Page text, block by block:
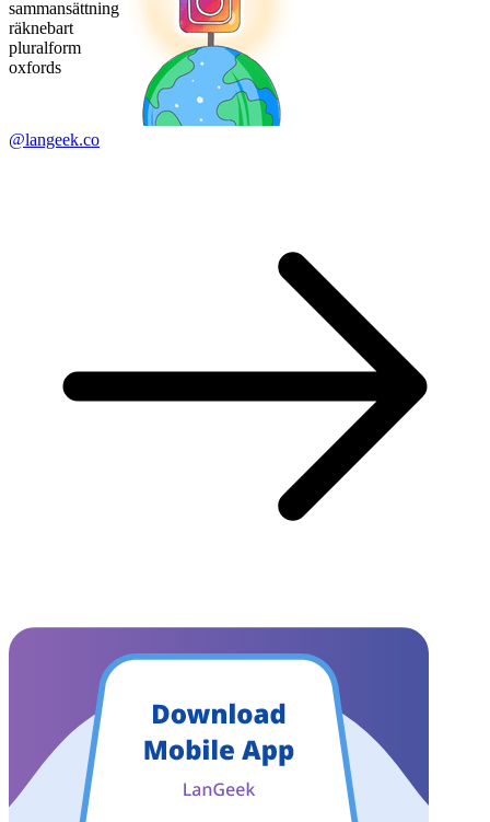
sammansättning
räknebart
pluralform
oxfords
@langeek.co